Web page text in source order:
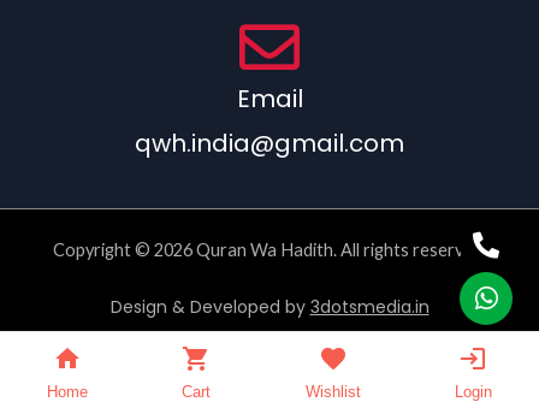
Email
qwh.india@gmail.com
Copyright © 2026 Quran Wa Hadith. All rights reserved.
Design & Developed by 3dotsmedia.in
Home Cart Wishlist Login